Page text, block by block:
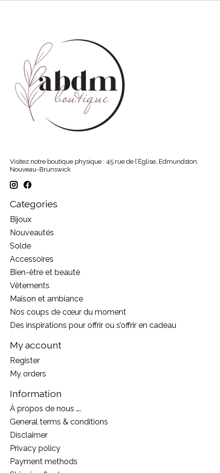
Visitez notre boutique physique : 45 rue de l’Église, Edmundston,
Nouveau-Brunswick
Categories
Bijoux
Nouveautés
Solde
Accessoires
Bien-être et beauté
Vêtements
Maison et ambiance
Nos coups de cœur du moment
Des inspirations pour offrir ou s’offrir en cadeau
My account
Register
My orders
Information
À propos de nous ….
General terms & conditions
Disclaimer
Privacy policy
Payment methods